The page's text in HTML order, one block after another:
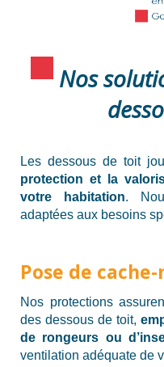
Nos
Les dessous de toit
protection et la
votre habitation.
adaptées aux besoins
Pose de
Nos protections
des dessous de toit,
de rongeurs ou
ventilation adéquate de